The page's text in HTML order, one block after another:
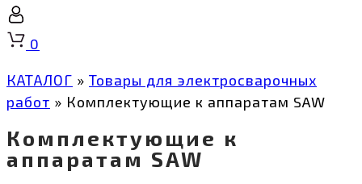
Корзина
0
КАТАЛОГ » Товары для электросварочных
работ » Комплектующие к аппаратам SAW
Комплектующие к
аппаратам SAW